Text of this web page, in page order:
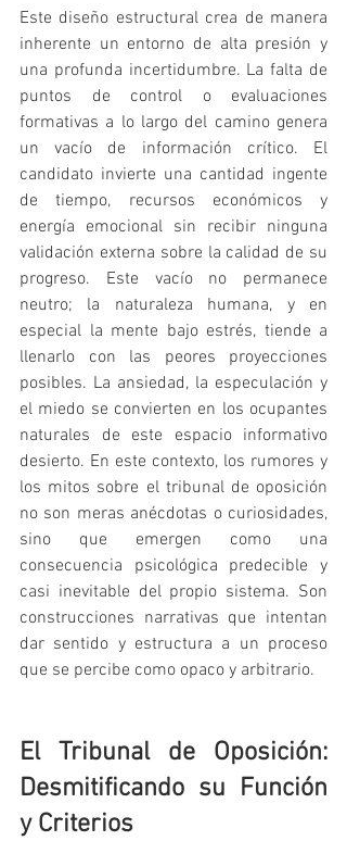
Este diseño estructural crea de manera
inherente un entorno de alta presión y
una profunda incertidumbre. La falta de
puntos de control o evaluaciones
formativas a lo largo del camino genera
un vacío de información crítico. El
candidato invierte una cantidad ingente
de tiempo, recursos económicos y
energía emocional sin recibir ninguna
validación externa sobre la calidad de su
progreso. Este vacío no permanece
neutro; la naturaleza humana, y en
especial la mente bajo estrés, tiende a
llenarlo con las peores proyecciones
posibles. La ansiedad, la especulación y
el miedo se convierten en los ocupantes
naturales de este espacio informativo
desierto. En este contexto, los rumores y
los mitos sobre el tribunal de oposición
no son meras anécdotas o curiosidades,
sino que emergen como una
consecuencia psicológica predecible y
casi inevitable del propio sistema. Son
construcciones narrativas que intentan
dar sentido y estructura a un proceso
que se percibe como opaco y arbitrario.
El Tribunal de Oposición:
Desmitificando su Función
y Criterios